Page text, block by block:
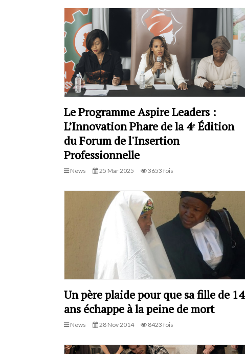
Le Programme Aspire Leaders :
L’Innovation Phare de la 4ᵉ Édition
du Forum de l'Insertion
Professionnelle
News 25 Mar 2025 3653 fois
Un père plaide pour que sa fille de 14
ans échappe à la peine de mort
News 28 Nov 2014 8423 fois